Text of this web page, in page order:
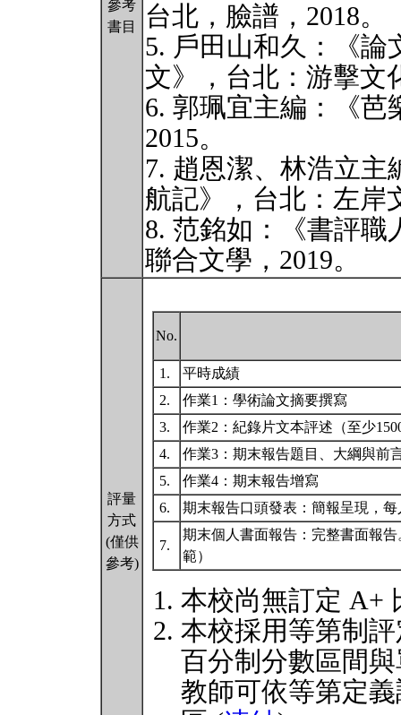
參考
書目
台北，臉譜，2018。
5. 戶田山和久：《論
文》，台北：游擊文
6. 郭珮宜主編：《芭
2015。
7. 趙恩潔、林浩立主
航記》，台北：左岸
8. 范銘如：《書評職
聯合文學，2019。
評量
方式
(僅供
參考)
No.
1.
平時成績
2.
作業1：學術論文摘要撰寫
3.
作業2：紀錄片文本評述（至少
4.
作業3：期末報告題目、大綱與前
5.
作業4：期末報告增寫
6.
期末報告口頭發表：簡報呈現，
7.
期末個人書面報告：完整書面報
範）
本校尚無訂定 A+
本校採用等第制
百分制分數區間
教師可依等第定